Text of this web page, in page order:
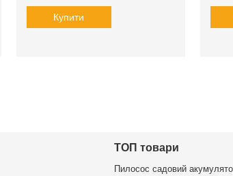
Купити
ТОП товари
Пилосос садовий